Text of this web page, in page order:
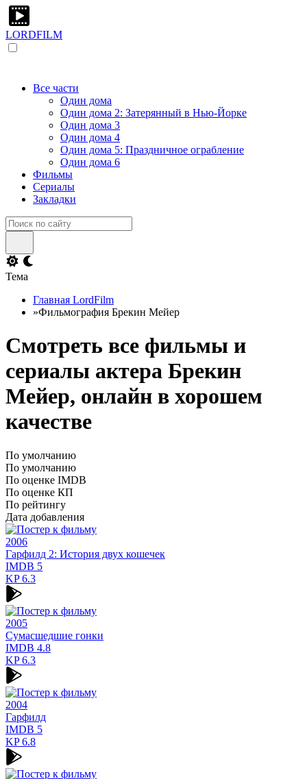
LORDFILM
Все части
Один дома
Один дома 2: Затерянный в Нью-Йорке
Один дома 3
Один дома 4
Один дома 5: Праздничное ограбление
Один дома 6
Фильмы
Сериалы
Закладки
Тема
Главная LordFilm
»Фильмография Брекин Мейер
Смотреть все фильмы и
сериалы актера Брекин
Мейер, онлайн в хорошем
качестве
По умолчанию
По умолчанию
По оценке IMDB
По оценке КП
По рейтингу
Дата добавления
2006
Гарфилд 2: История двух кошечек
IMDB 5
KP6.3
2005
Сумасшедшие гонки
IMDB 4.8
KP6.3
2004
Гарфилд
IMDB 5
KP6.8